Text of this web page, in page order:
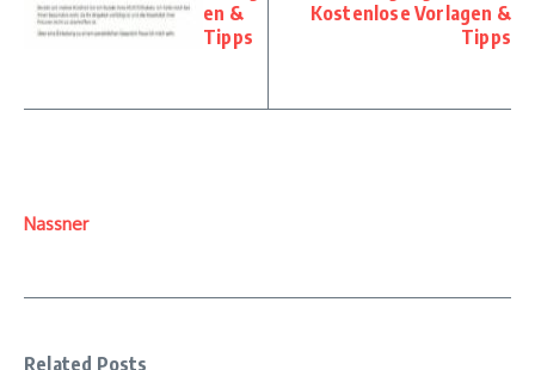
en &
Tipps
Kostenlose Vorlagen &
Tipps
Nassner
Related Posts